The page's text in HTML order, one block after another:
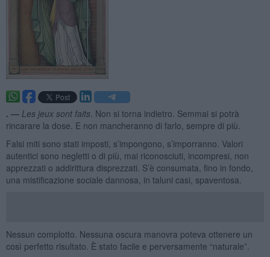
. — Les jeux sont faits. Non si torna indietro. Semmai si potrà
rincarare la dose. E non mancheranno di farlo, sempre di più.
Falsi miti sono stati imposti, s’impongono, s’imporranno. Valori
autentici sono negletti o di più, mai riconosciuti, incompresi, non
apprezzati o addirittura disprezzati. S’è consumata, fino in fondo,
una mistificazione sociale dannosa, in taluni casi, spaventosa.
Nessun complotto. Nessuna oscura manovra poteva ottenere un
così perfetto risultato. È stato facile e perversamente “naturale”.